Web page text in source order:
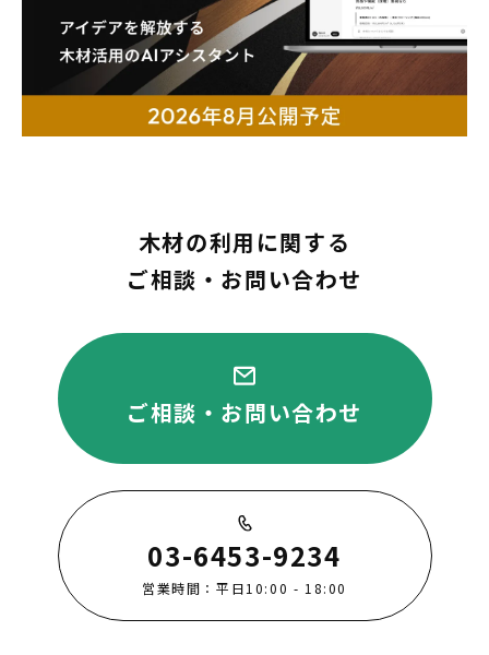
木材の利用に関する
ご相談・お問い合わせ
ご相談・お問い合わせ
03-6453-9234
営業時間：平日10:00 - 18:00